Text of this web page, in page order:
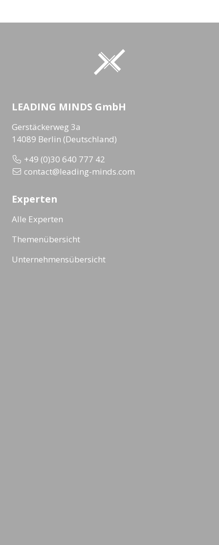
LEADING MINDS GmbH
Gerstäckerweg 3a
14089 Berlin (Deutschland)
+49 (0)30 640 777 42
contact@leading-minds.com
Experten
Alle Experten
Themenübersicht
Unternehmensübersicht